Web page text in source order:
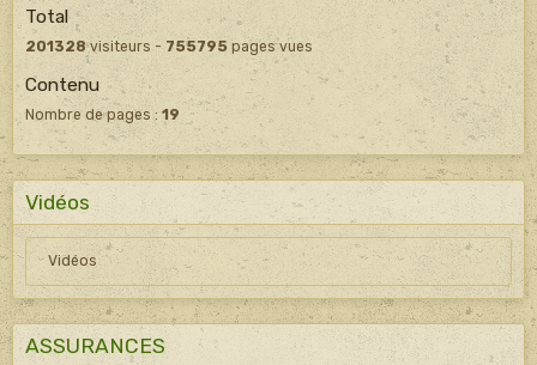
Total
201328visiteurs -755795pages vues
Contenu
Nombre de pages : 19
Vidéos
Vidéos
ASSURANCES